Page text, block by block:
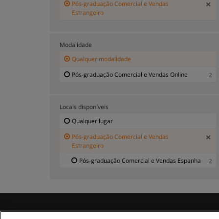
Pós-graduação Comercial e Vendas
Estrangeiro
Modalidade
Qualquer modalidade
Pós-graduação Comercial e Vendas Online
2
Locais disponíveis
Qualquer lugar
Pós-graduação Comercial e Vendas
Estrangeiro
Pós-graduação Comercial e Vendas Espanha
2